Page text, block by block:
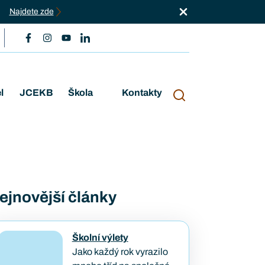
Najdete zde
JCEKB Škola Kontakty
články
Školní výlety
Jako každý rok vyrazilo